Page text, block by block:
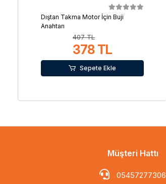
Dıştan Takma Motor İçin Buji
Anahtarı
407 TL
378 TL
Sepete Ekle
Müşteri Hattı
05457277306